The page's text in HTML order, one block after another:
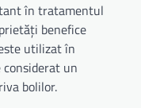
în tratamentul
benefice
utilizat în
un
bolilor.